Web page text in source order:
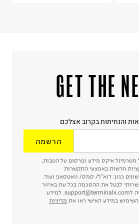
והנחיתות בקרוב אצלכם
הרשמה
מטרמינל איקס מידע ופרסום על הטבות,
חדשות באמצעי התקשרות
כגון: דוא"ל/ סמס/ וואטסאפ ועוד.
לבטל את ההסכמה בכל עת באיזור
האישי או בפנייה לsupport@terminalx.com. למידע
השימוש במידע האישי ראו את מדיניות